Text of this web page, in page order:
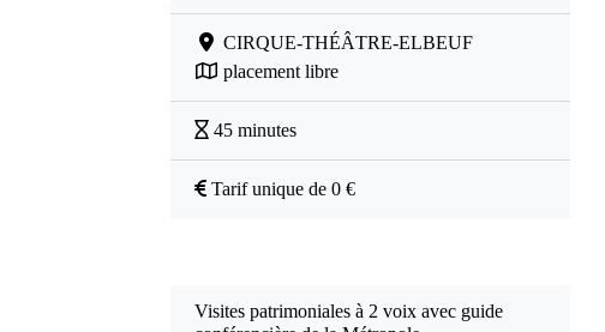
CIRQUE-THÉÂTRE-ELBEUF
placement libre
45 minutes
Tarif unique de 0 €
Visites patrimoniales à 2 voix avec guide